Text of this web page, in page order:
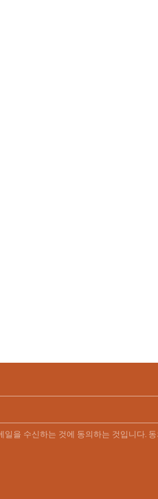
일을 수신하는 것에 동의하는 것입니다.